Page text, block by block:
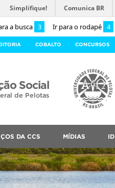
a busca 3 Ir para o rodapé 4
Simplifique! Comunica BR
COBALTO CONCURSOS
Social
de Pelotas
DA CCS MÍDIAS